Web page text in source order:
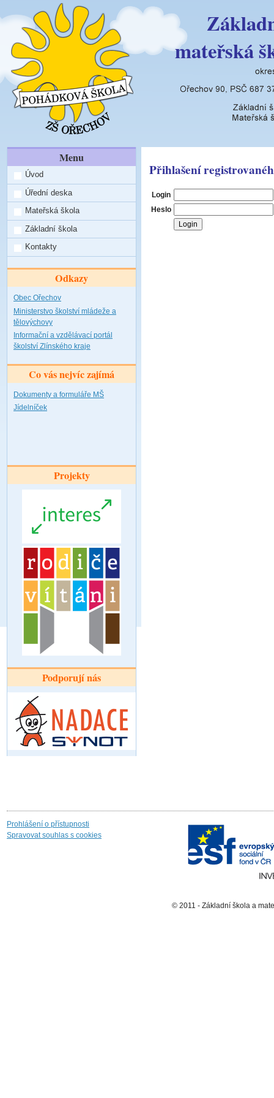
mateřská
Menu
Úvod
Úřední deska
Mateřská škola
Základní škola
Kontakty
Odkazy
Obec Ořechov
Ministerstvo školství mládeže a
tělovýchovy
Informační a vzdělávací portál
školství Zlínského kraje
Co vás nejvíc zajímá
Dokumenty a formuláře MŠ
Jídelníček
Projekty
Podporují nás
Přihlašení
Login
Heslo
Prohlášení o přístupnosti
Spravovat souhlas s cookies
© 2011 - Základní škola a